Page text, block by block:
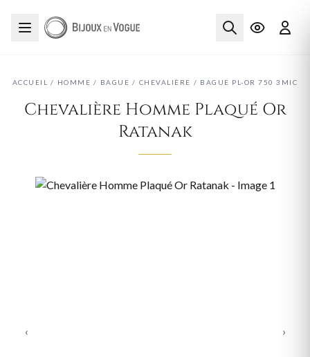
ACCUEIL / HOMME / BAGUE / CHEVALIÈRE / BAGUE PL-OR 750 3MIC
Chevalière Homme Plaqué Or
Ratanak
‹ ›